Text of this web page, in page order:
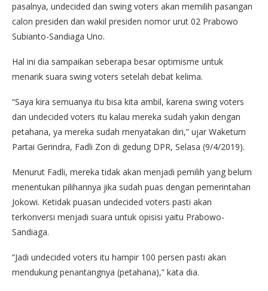
pasalnya, undecided dan swing voters akan memilih pasangan
calon presiden dan wakil presiden nomor urut 02 Prabowo
Subianto-Sandiaga Uno.
Hal ini dia sampaikan seberapa besar optimisme untuk
menarik suara swing voters setelah debat kelima.
“Saya kira semuanya itu bisa kita ambil, karena swing voters
dan undecided voters itu kalau mereka sudah yakin dengan
petahana, ya mereka sudah menyatakan diri,” ujar Waketum
Partai Gerindra, Fadli Zon di gedung DPR, Selasa (9/4/2019).
Menurut Fadli, mereka tidak akan menjadi pemilih yang belum
menentukan pilihannya jika sudah puas dengan pemerintahan
Jokowi. Ketidak puasan undecided voters pasti akan
terkonversi menjadi suara untuk opisisi yaitu Prabowo-
Sandiaga.
“Jadi undecided voters itu hampir 100 persen pasti akan
mendukung penantangnya (petahana),” kata dia.